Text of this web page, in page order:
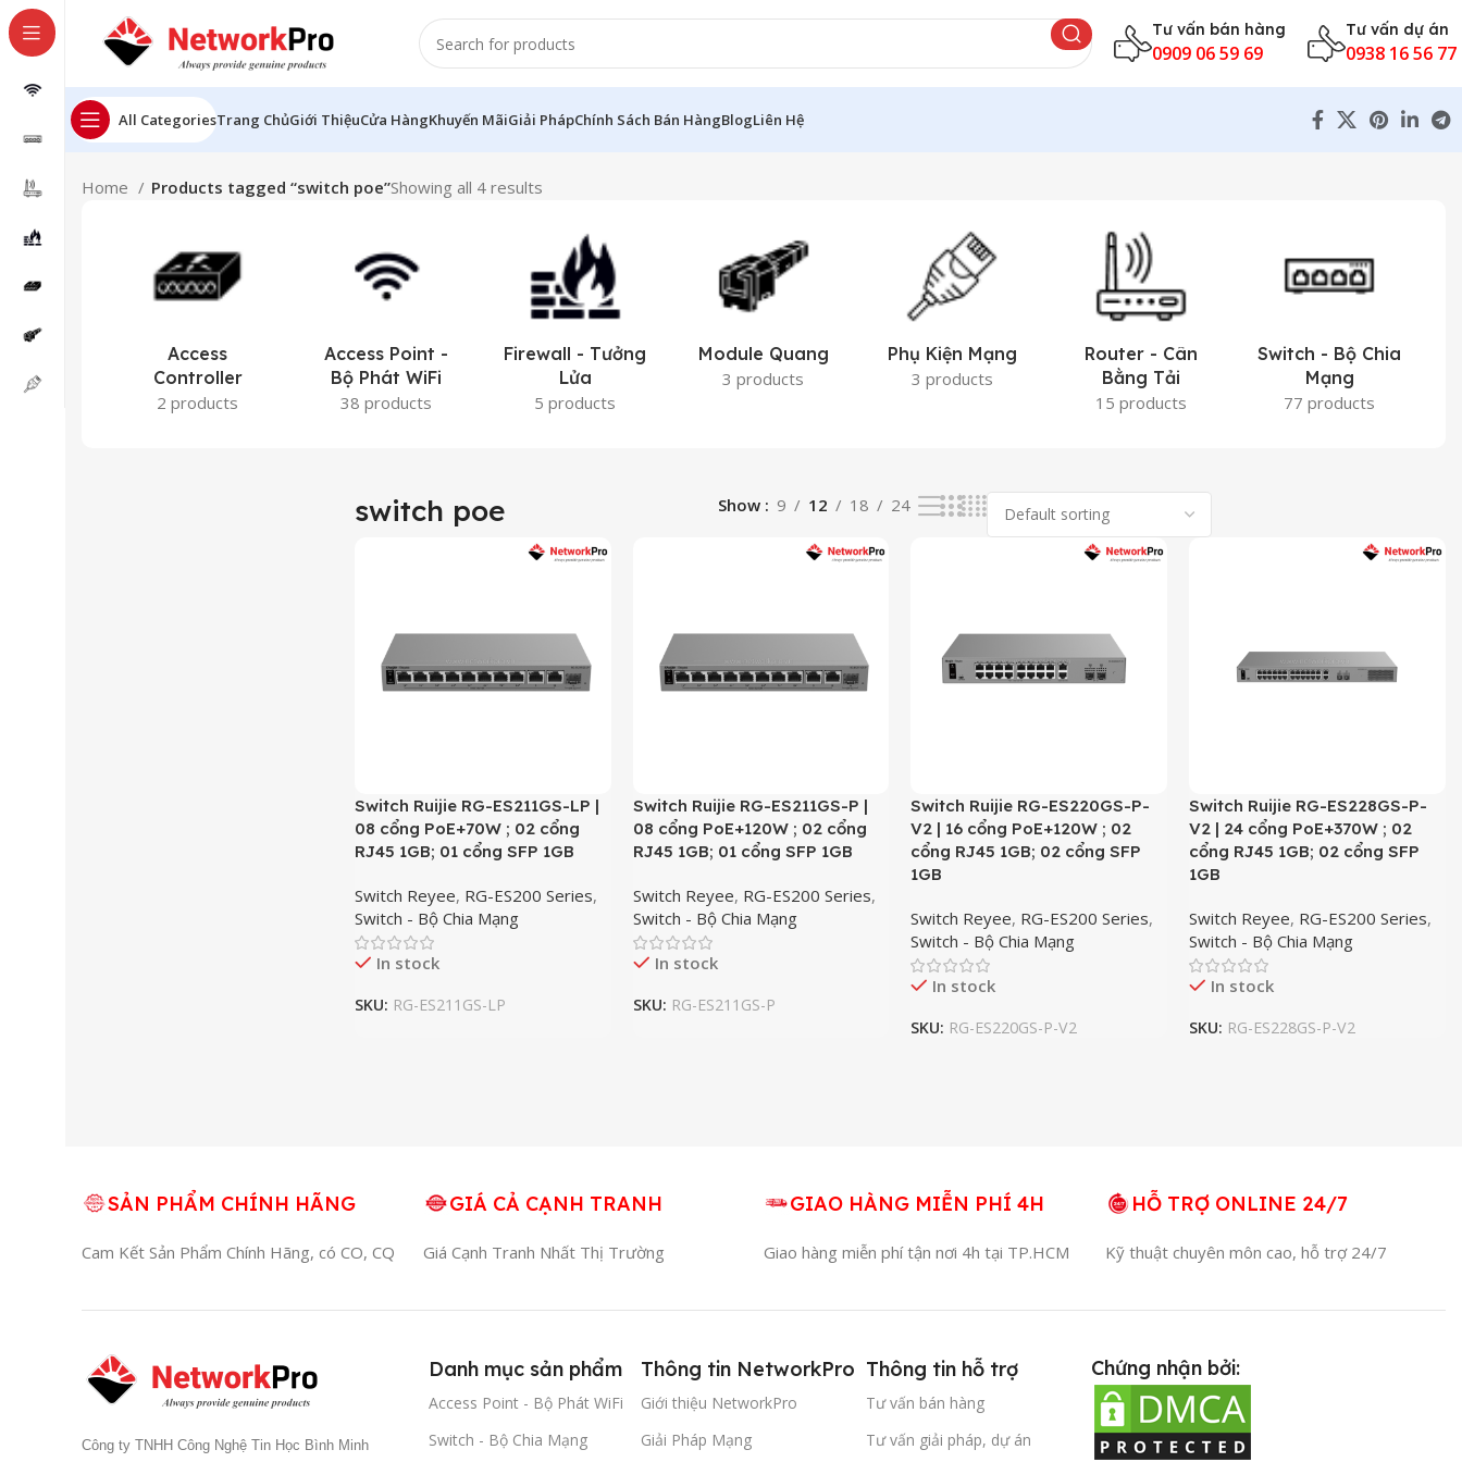
Tư vấn bán hàng
0909 06 59 69
Tư vấn dự án
0938 16 56 77
All CategoriesTrang ChủGiới ThiệuCửa HàngKhuyến MãiGiải PhápChính Sách Bán HàngBlogLiên Hệ
Home Products tagged “switch poe”Showing all 4 results
Access
Controller
2 products
Access Point -
Bộ Phát WiFi
38 products
Firewall - Tưởng
Lửa
5 products
Module Quang
3 products
Phụ Kiện Mạng
3 products
Router - Cân
Bằng Tải
15 products
Switch - Bộ Chia
Mạng
77 products
switch poe Show 9 12 18 24
Switch Ruijie RG-ES211GS-LP |
08 cổng PoE+70W ; 02 cổng
RJ45 1GB; 01 cổng SFP 1GB
Switch Reyee, RG-ES200 Series,
Switch - Bộ Chia Mạng
In stock
SKU: RG-ES211GS-LP
Switch Ruijie RG-ES211GS-P |
08 cổng PoE+120W ; 02 cổng
RJ45 1GB; 01 cổng SFP 1GB
Switch Reyee, RG-ES200 Series,
Switch - Bộ Chia Mạng
In stock
SKU: RG-ES211GS-P
Switch Ruijie RG-ES220GS-P-
V2 | 16 cổng PoE+120W ; 02
cổng RJ45 1GB; 02 cổng SFP
1GB
Switch Reyee, RG-ES200 Series,
Switch - Bộ Chia Mạng
In stock
SKU: RG-ES220GS-P-V2
Switch Ruijie RG-ES228GS-P-
V2 | 24 cổng PoE+370W ; 02
cổng RJ45 1GB; 02 cổng SFP
1GB
Switch Reyee, RG-ES200 Series,
Switch - Bộ Chia Mạng
In stock
SKU: RG-ES228GS-P-V2
SẢN PHẨM CHÍNH HÃNG
Cam Kết Sản Phẩm Chính Hãng, có CO, CQ
GIÁ CẢ CẠNH TRANH
Giá Cạnh Tranh Nhất Thị Trường
GIAO HÀNG MIỄN PHÍ 4H
Giao hàng miễn phí tận nơi 4h tại TP.HCM
HỖ TRỢ ONLINE 24/7
Kỹ thuật chuyên môn cao, hỗ trợ 24/7
Công ty TNHH Công Nghệ Tin Học Bình Minh
Danh mục sản phẩm
Access Point - Bộ Phát WiFi
Switch - Bộ Chia Mạng
Thông tin NetworkPro
Giới thiệu NetworkPro
Giải Pháp Mạng
Thông tin hỗ trợ
Tư vấn bán hàng
Tư vấn giải pháp, dự án
Chứng nhận bởi: